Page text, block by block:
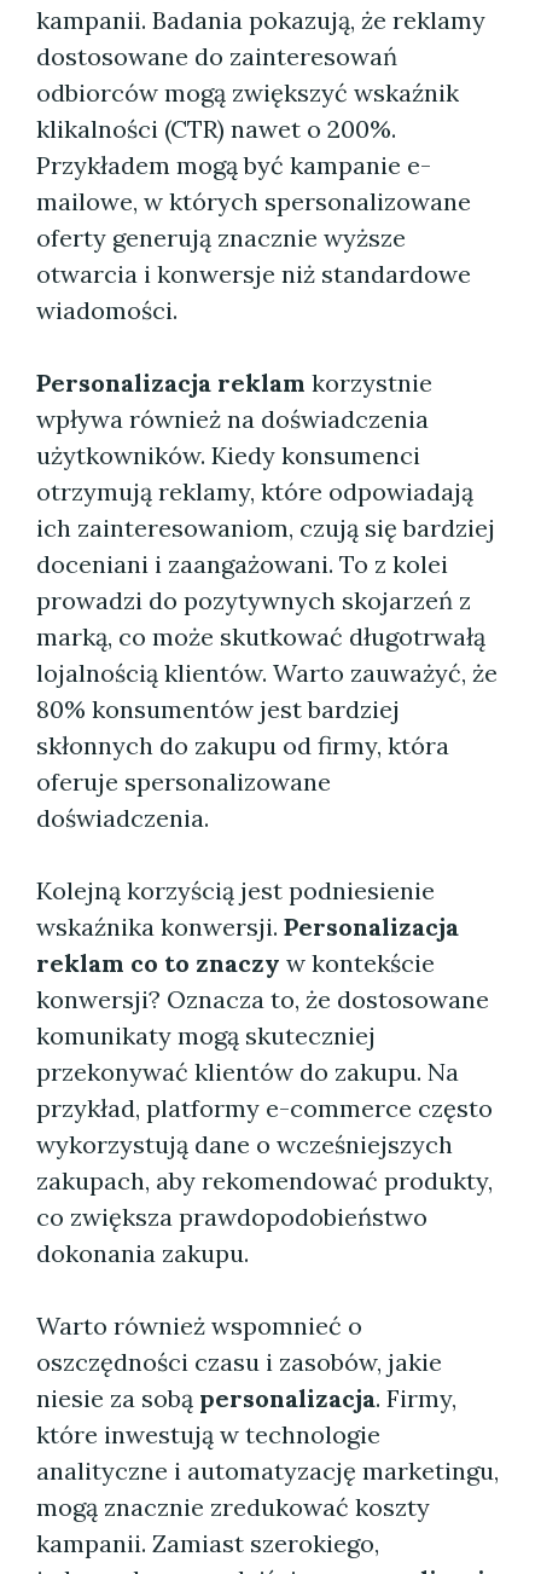
kampanii. Badania pokazują, że reklamy
dostosowane do zainteresowań
odbiorców mogą zwiększyć wskaźnik
klikalności (CTR) nawet o 200%.
Przykładem mogą być kampanie e-
mailowe, w których spersonalizowane
oferty generują znacznie wyższe
otwarcia i konwersje niż standardowe
wiadomości.
Personalizacja reklam korzystnie
wpływa również na doświadczenia
użytkowników. Kiedy konsumenci
otrzymują reklamy, które odpowiadają
ich zainteresowaniom, czują się bardziej
doceniani i zaangażowani. To z kolei
prowadzi do pozytywnych skojarzeń z
marką, co może skutkować długotrwałą
lojalnością klientów. Warto zauważyć, że
80% konsumentów jest bardziej
skłonnych do zakupu od firmy, która
oferuje spersonalizowane
doświadczenia.
Kolejną korzyścią jest podniesienie
wskaźnika konwersji. Personalizacja
reklam co to znaczy w kontekście
konwersji? Oznacza to, że dostosowane
komunikaty mogą skuteczniej
przekonywać klientów do zakupu. Na
przykład, platformy e-commerce często
wykorzystują dane o wcześniejszych
zakupach, aby rekomendować produkty,
co zwiększa prawdopodobieństwo
dokonania zakupu.
Warto również wspomnieć o
oszczędności czasu i zasobów, jakie
niesie za sobą personalizacja. Firmy,
które inwestują w technologie
analityczne i automatyzację marketingu,
mogą znacznie zredukować koszty
kampanii. Zamiast szerokiego,